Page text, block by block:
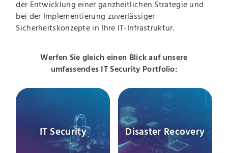
der Entwicklung einer ganzheitlichen Strategie und
bei der Implementierung zuverlässiger
Sicherheitskonzepte in Ihre IT-Infrastruktur.
Werfen Sie gleich einen Blick auf unsere
umfassendes IT Security Portfolio:
IT Security Disaster Recovery